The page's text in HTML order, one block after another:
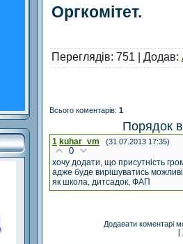
Оргкомітет.
Переглядів: 751 | Додав:
Всього коментарів: 1
Порядок
1 kuhar_vm (31.07.2013 17:35)
0
хочу додати, що присутність
адже буде вирішуватись
як школа, дитсадок, ФАП
Додавати коментарі
[